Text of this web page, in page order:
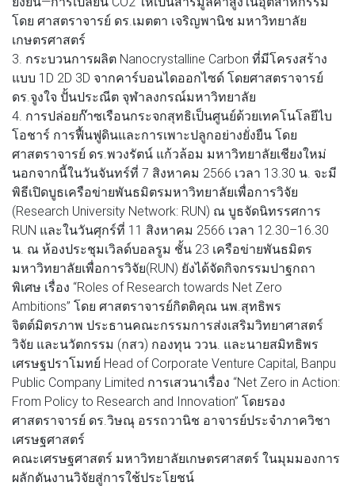
โดย ศาสตราจารย์ ดร.เมตตา เจริญพานิช มหาวิทยาลัย
เกษตรศาสตร์
3. กระบวนการผลิต Nanocrystalline Carbon ที่มีโครงสร้าง
แบบ 1D 2D 3D จากคาร์บอนไดออกไซด์ โดยศาสตราจารย์
ดร.จูงใจ ปั้นประณีต จุฬาลงกรณ์มหาวิทยาลัย
4. การปล่อยก๊าซเรือนกระจกสุทธิเป็นศูนย์ด้วยเทคโนโลยีไบ
โอชาร์ การฟื้นฟูดินและการเพาะปลูกอย่างยั่งยืน โดย
ศาสตราจารย์ ดร.พวงรัตน์ แก้วล้อม มหาวิทยาลัยเชียงใหม่
นอกจากนี้ในวันจันทร์ที่ 7 สิงหาคม 2566 เวลา 13.30 น. จะมี
พิธีเปิดบูธเครือข่ายพันธมิตรมหาวิทยาลัยเพื่อการวิจัย
(Research University Network: RUN) ณ บูธจัดนิทรรศการ
RUN และในวันศุกร์ที่ 11 สิงหาคม 2566 เวลา 12.30–16.30
น. ณ ห้องประชุมเวิลด์บอลรูม ชั้น 23 เครือข่ายพันธมิตร
มหาวิทยาลัยเพื่อการวิจัย(RUN) ยังได้จัดกิจกรรมปาฐกถา
พิเศษ เรื่อง “Roles of Research towards Net Zero
Ambitions” โดย ศาสตราจารย์กิตติคุณ นพ.สุทธิพร
จิตต์มิตรภาพ ประธานคณะกรรมการส่งเสริมวิทยาศาสตร์
วิจัย และนวัตกรรม (กสว) กองทุน ววน. และนายสมิทธิพร
เศรษฐปราโมทย์ Head of Corporate Venture Capital, Banpu
Public Company Limited การเสวนาเรื่อง “Net Zero in Action:
From Policy to Research and Innovation” โดยรอง
ศาสตราจารย์ ดร.วิษณุ อรรถวานิช อาจารย์ประจำภาควิชา
เศรษฐศาสตร์
คณะเศรษฐศาสตร์ มหาวิทยาลัยเกษตรศาสตร์ ในมุมมองการ
ผลักดันงานวิจัยสู่การใช้ประโยชน์